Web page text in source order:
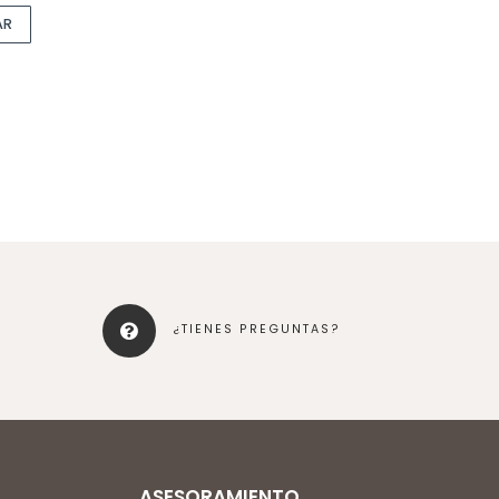
¿TIENES PREGUNTAS?